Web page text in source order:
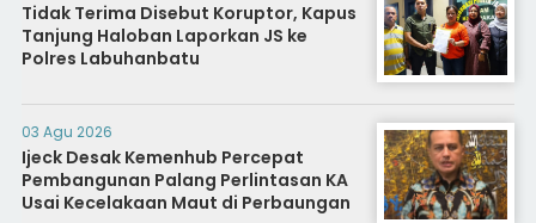
Tidak Terima Disebut Koruptor, Kapus
Tanjung Haloban Laporkan JS ke
Polres Labuhanbatu
03 Agu 2026
Ijeck Desak Kemenhub Percepat
Pembangunan Palang Perlintasan KA
Usai Kecelakaan Maut di Perbaungan